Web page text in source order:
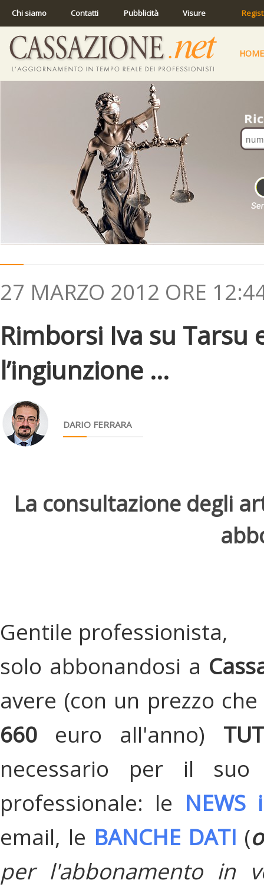
Chi siamo Contatti Pubblicità Visure
HOME
27 MARZO 2012 ORE
Rimborsi Iva su Tarsu
l’ingiunzione ...
DARIO FERRARA
La consultazione degli
Gentile professionista,
solo abbonandosi a
avere (con un prezzo
660 euro all'anno)
necessario per il suo
professionale: le
email, le BANCHE DATI (
per l'abbonamento in